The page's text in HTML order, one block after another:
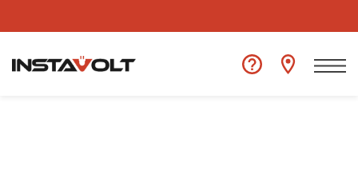
Ver outra localização